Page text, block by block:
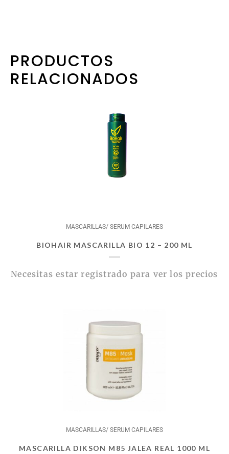
PRODUCTOS
RELACIONADOS
MASCARILLAS/ SERUM CAPILARES
BIOHAIR MASCARILLA BIO 12 – 200 ML
Necesitas estar registrado para ver los precios
MASCARILLAS/ SERUM CAPILARES
MASCARILLA DIKSON M85 JALEA REAL 1000 ML